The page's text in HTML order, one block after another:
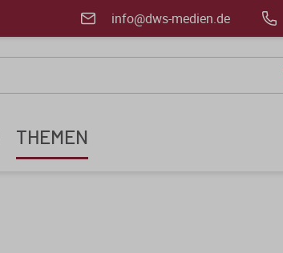
info@dws-medien.de
THEMEN